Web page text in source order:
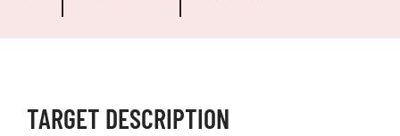
TARGET DESCRIPTION